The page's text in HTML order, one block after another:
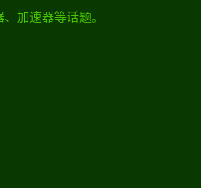
加速器等话题。